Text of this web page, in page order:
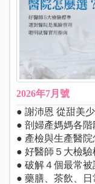
2026年7月號
● 謝沛恩 從甜美
● 剖婦產媽媽各階
● 產檢與生產醫院
● 好醫師５大檢
● 破解４個最常
● 藥膳、茶飲、